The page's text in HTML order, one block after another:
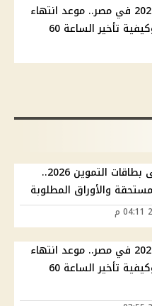
التوقيت الشتوي 2026 في مصر.. موعد انتهاء
التوقيت الصيفي وكيفية تأخير الساعة 60
إضافة المواليد على بطاقات التموين 2026..
والأوراق المطلوبة
التوقيت الشتوي 2026 في مصر.. موعد انتهاء
التوقيت الصيفي وكيفية تأخير الساعة 60